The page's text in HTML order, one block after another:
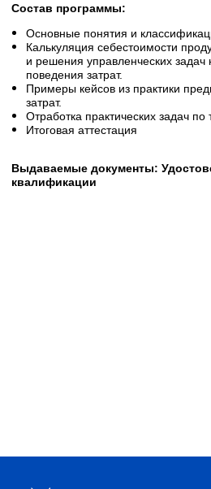
Состав программы:
Основные понятия и
Калькуляция себестоимости
и решения управленческих задач
поведения затрат.
Примеры кейсов из практики
затрат.
Отработка практических задач по
Итоговая аттестация
Выдаваемые документы:
квалификации